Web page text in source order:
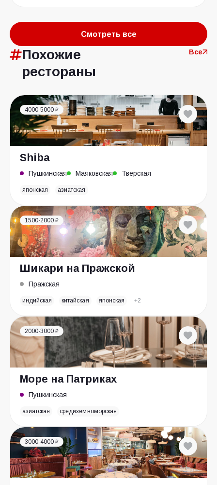
Смотреть все
Похожие
рестораны
Все
4000-5000 ₽
Shiba
Пушкинская Маяковская Тверская
японская азиатская
1500-2000 ₽
Шикари на Пражской
Пражская
индийская китайская японская +2
2000-3000 ₽
Море на Патриках
Пушкинская
азиатская средиземноморская
3000-4000 ₽